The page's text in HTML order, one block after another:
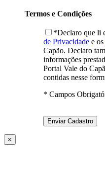
Termos e Condições
*Declaro que li
de Privacidade e os
Capão. Declaro
informações
Portal Vale do
contidas nesse
* Campos
×